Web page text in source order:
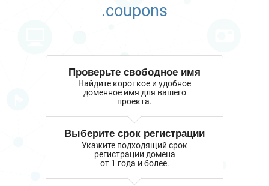
.coupons
Проверьте свободное имя
Найдите короткое и удобное
доменное имя для вашего
проекта.
Выберите срок регистрации
Укажите подходящий срок
регистрации домена
от 1 года и более.